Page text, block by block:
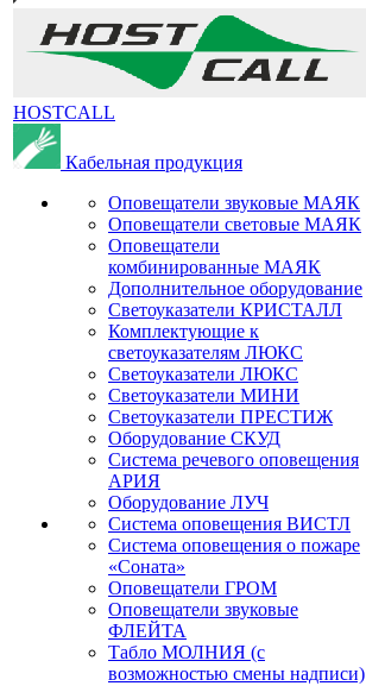
HOSTCALL
Кабельная продукция
Оповещатели звуковые МАЯК
Оповещатели световые МАЯК
Оповещатели
комбинированные МАЯК
Дополнительное оборудование
Светоуказатели КРИСТАЛЛ
Комплектующие к
светоуказателям ЛЮКС
Светоуказатели ЛЮКС
Светоуказатели МИНИ
Светоуказатели ПРЕСТИЖ
Оборудование СКУД
Система речевого оповещения
АРИЯ
Оборудование ЛУЧ
Система оповещения ВИСТЛ
Система оповещения о пожаре
«Соната»
Оповещатели ГРОМ
Оповещатели звуковые
ФЛЕЙТА
Табло МОЛНИЯ (с
возможностью смены надписи)